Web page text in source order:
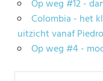
Op weg #12 -
Colombia - het
uitzicht vanaf
Op weg #4 -